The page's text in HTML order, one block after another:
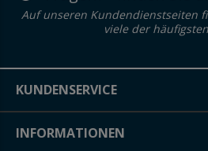
Auf unseren Kundendienstseiten
viele der
KUNDENSERVICE
INFORMATIONEN